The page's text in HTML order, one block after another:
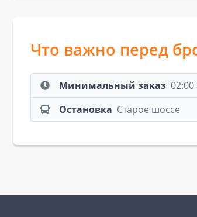
Что важно перед
Минимальный заказ 02:00
Остановка Старое шоссе